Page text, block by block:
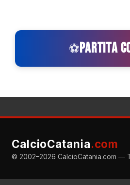
⚽PARTITA
CalcioCatania.com
© 2002–2026 CalcioCatania.com —